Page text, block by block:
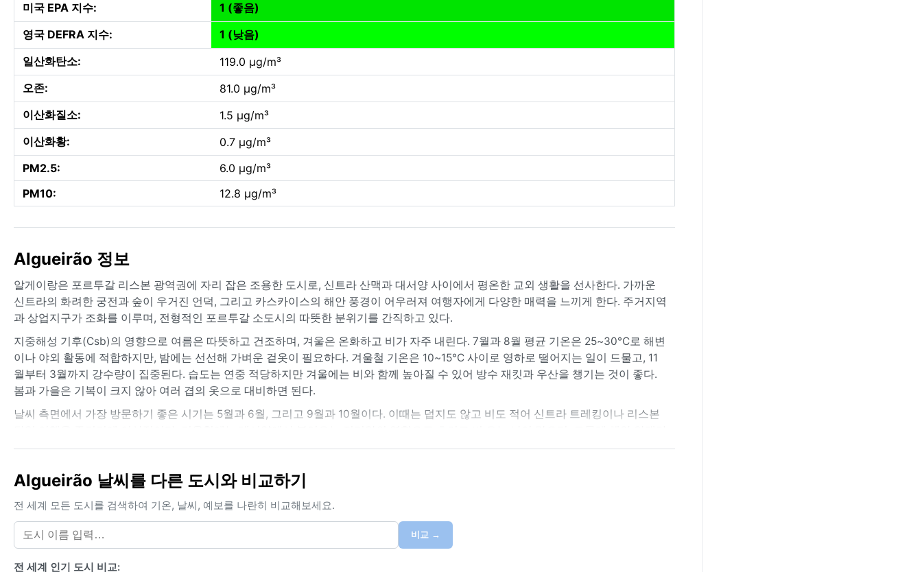
미국 EPA 지수:
1 (좋음)
영국 DEFRA 지수:
1 (낮음)
일산화탄소:
119.0 µg/m³
오존:
81.0 µg/m³
이산화질소:
1.5 µg/m³
이산화황:
0.7 µg/m³
PM2.5:
6.0 µg/m³
PM10:
12.8 µg/m³
Algueirão 정보
알게이랑은 포르투갈 리스본 광역권에 자리 잡은 조용한 도시로, 신트라 산맥과 대서양 사이에서 평온한 교외 생활을 선사한다. 가까운
신트라의 화려한 궁전과 숲이 우거진 언덕, 그리고 카스카이스의 해안 풍경이 어우러져 여행자에게 다양한 매력을 느끼게 한다. 주거지역
과 상업지구가 조화를 이루며, 전형적인 포르투갈 소도시의 따뜻한 분위기를 간직하고 있다.
지중해성 기후(Csb)의 영향으로 여름은 따뜻하고 건조하며, 겨울은 온화하고 비가 자주 내린다. 7월과 8월 평균 기온은 25~30°C로 해변
이나 야외 활동에 적합하지만, 밤에는 선선해 가벼운 겉옷이 필요하다. 겨울철 기온은 10~15°C 사이로 영하로 떨어지는 일이 드물고, 11
월부터 3월까지 강수량이 집중된다. 습도는 연중 적당하지만 겨울에는 비와 함께 높아질 수 있어 방수 재킷과 우산을 챙기는 것이 좋다.
봄과 가을은 기복이 크지 않아 여러 겹의 옷으로 대비하면 된다.
날씨 측면에서 가장 방문하기 좋은 시기는 5월과 6월, 그리고 9월과 10월이다. 이때는 덥지도 않고 비도 적어 신트라 트레킹이나 리스본
발생하기도 한다. 허리케인이나 몬순 같은 극단적 현상은 없지만, 한겨울에도 싸늘한 바람이 불 수 있으니 방풍 옷차림을 고려하는 것이
Algueirão 날씨를 다른 도시와 비교하기
전 세계 모든 도시를 검색하여 기온, 날씨, 예보를 나란히 비교해보세요.
비교 →
전 세계 인기 도시 비교: